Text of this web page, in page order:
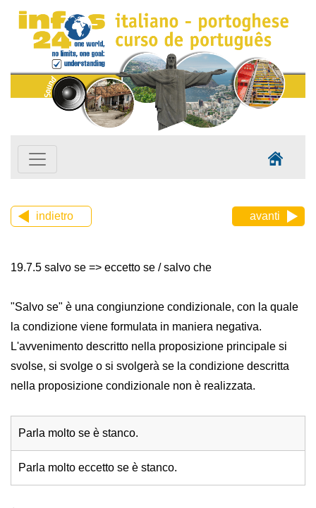
indietro avanti
19.7.5 salvo se => eccetto se / salvo che
"Salvo se" è una congiunzione condizionale, con la quale
la condizione viene formulata in maniera negativa.
L'avvenimento descritto nella proposizione principale si
svolse, si svolge o si svolgerà se la condizione descritta
nella proposizione condizionale non è realizzata.
Parla molto se è stanco.
Parla molto eccetto se è stanco.